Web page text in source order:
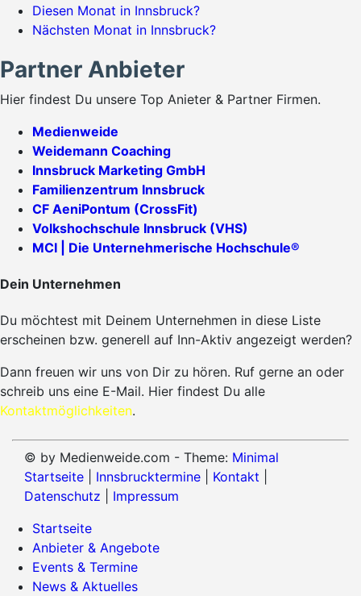
Diesen Monat in Innsbruck?
Nächsten Monat in Innsbruck?
Partner Anbieter
Hier findest Du unsere Top Anieter & Partner Firmen.
Medienweide
Weidemann Coaching
Innsbruck Marketing GmbH
Familienzentrum Innsbruck
CF AeniPontum (CrossFit)
Volkshochschule Innsbruck (VHS)
MCI | Die Unternehmerische Hochschule®
Dein Unternehmen
Du möchtest mit Deinem Unternehmen in diese Liste
erscheinen bzw. generell auf Inn-Aktiv angezeigt werden?
Dann freuen wir uns von Dir zu hören. Ruf gerne an oder
schreib uns eine E-Mail. Hier findest Du alle
Kontaktmöglichkeiten.
© by Medienweide.com - Theme: Minimal
Startseite
Innsbrucktermine Kontakt
Datenschutz
Impressum
Startseite
Anbieter & Angebote
Events & Termine
News & Aktuelles